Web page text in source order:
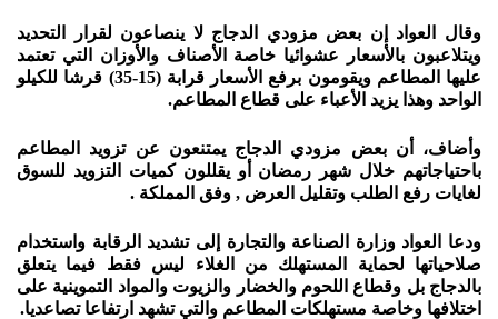
وقال العواد إن بعض مزودي الدجاج لا ينصاعون لقرار التحديد
ويتلاعبون بالأسعار عشوائيا خاصة الأصناف والأوزان التي تعتمد
عليها المطاعم ويقومون برفع الأسعار قرابة (15-35) قرشا للكيلو
الواحد وهذا يزيد الأعباء على قطاع المطاعم.
وأضاف، أن بعض مزودي الدجاج يمتنعون عن تزويد المطاعم
باحتياجاتهم خلال شهر رمضان أو يقللون كميات التزويد للسوق
لغايات رفع الطلب وتقليل العرض , وفق المملكة .
ودعا العواد وزارة الصناعة والتجارة إلى تشديد الرقابة واستخدام
صلاحياتها لحماية المستهلك من الغلاء ليس فقط فيما يتعلق
بالدجاج بل وقطاع اللحوم والخضار والزيوت والمواد التموينية على
اختلافها وخاصة مستهلكات المطاعم والتي تشهد ارتفاعا تصاعديا.